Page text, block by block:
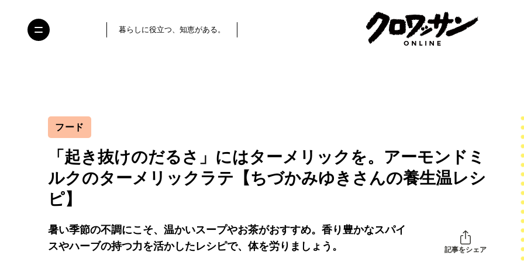
暮らしに役立つ、知恵がある。
フード
「起き抜けのだるさ」にはターメリックを。アーモンドミ
ルクのターメリックラテ【ちづかみゆきさんの養生温レシ
ピ】
暑い季節の不調にこそ、温かいスープやお茶がおすすめ。香り豊かなスパイ
スやハーブの持つ力を活かしたレシピで、体を労りましょう。
記事をシェア